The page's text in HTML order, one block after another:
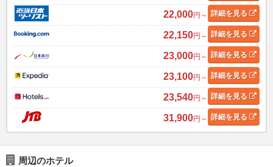
22,000円～ 詳細を見る
22,150円～ 詳細を見る
23,000円～ 詳細を見る
23,100円～ 詳細を見る
23,540円～ 詳細を見る
31,900円～ 詳細を見る
周辺のホテル